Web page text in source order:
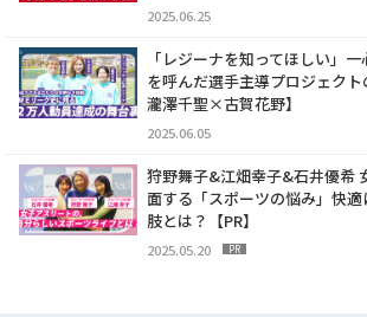
2025.06.25
「レジーナを知ってほしい」
を呼んだ選手主導プロジェク
瀧澤千聖×古賀花野】
2025.06.05
狩野舞子&江畑幸子&石井優希
面する「スポーツの悩み」快
肢とは？【PR】
2025.05.20 PR